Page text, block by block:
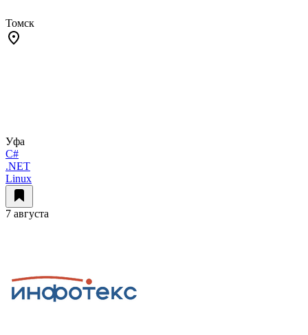
Томск
Уфа
C#
.NET
Linux
7 августа